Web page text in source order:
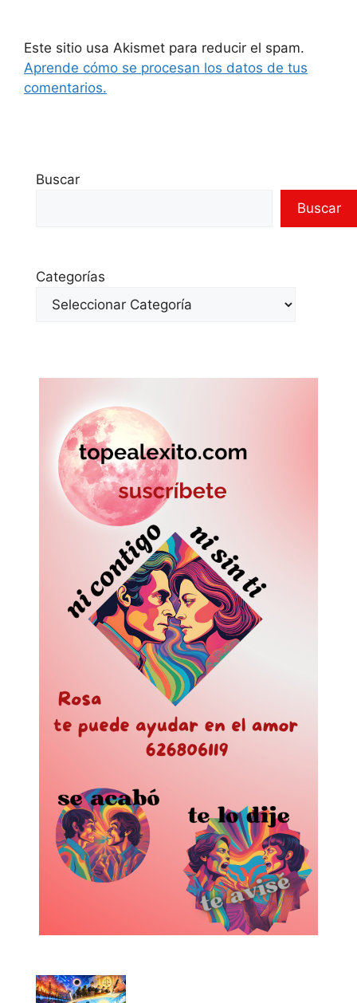
Este sitio usa Akismet para reducir el spam.
Aprende cómo se procesan los datos de tus
comentarios.
Buscar
Buscar
Categorías